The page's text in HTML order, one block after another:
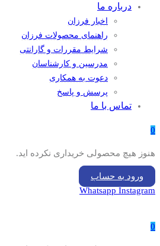
درباره ما
اخبار فرزان
راهنمای محصولات فرزان
شرایط مقررات و گارانتی
مدرسین و کارشناسان
دعوت به همکاری
پرسش و پاسخ
تماس با ما
0
هنوز هیچ محصولی خریداری نکرده اید.
ورود به حساب
Whatsapp Instagram
0